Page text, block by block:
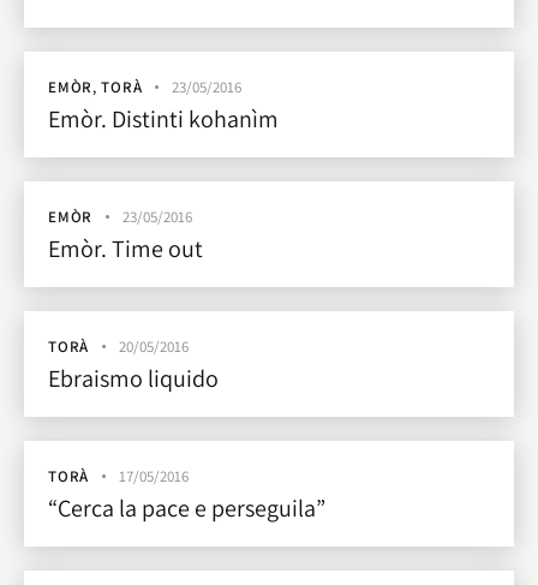
EMÒR,TORÀ 23/05/2016
Emòr. Distinti kohanìm
EMÒR 23/05/2016
Emòr. Time out
TORÀ 20/05/2016
Ebraismo liquido
TORÀ 17/05/2016
“Cerca la pace e perseguila”